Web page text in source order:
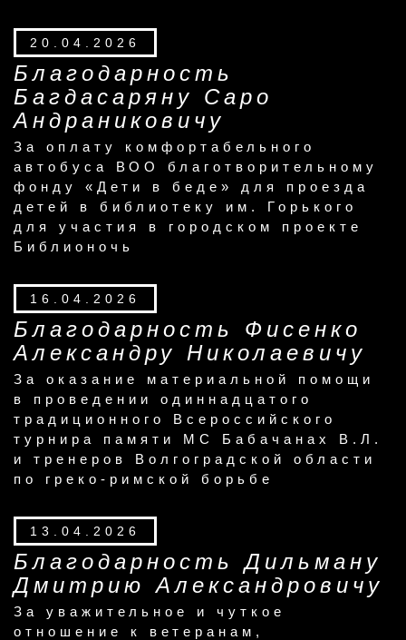
20.04.2026
Благодарность
Багдасаряну Саро
Андраниковичу
За оплату комфортабельного
автобуса ВОО благотворительному
фонду «Дети в беде» для проезда
детей в библиотеку им. Горького
для участия в городском проекте
Библионочь
16.04.2026
Благодарность Фисенко
Александру Николаевичу
За оказание материальной помощи
в проведении одиннадцатого
традиционного Всероссийского
турнира памяти МС Бабачанах В.Л.
и тренеров Волгоградской области
по греко-римской борьбе
13.04.2026
Благодарность Дильману
Дмитрию Александровичу
За уважительное и чуткое
отношение к ветеранам,